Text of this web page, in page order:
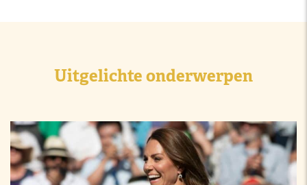
Uitgelichte onderwerpen